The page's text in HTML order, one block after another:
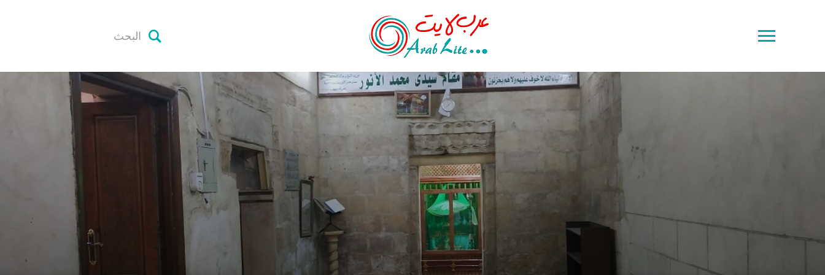
Toggle